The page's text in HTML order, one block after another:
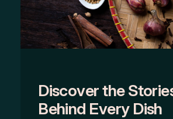
Discover the
Behind Every Dish